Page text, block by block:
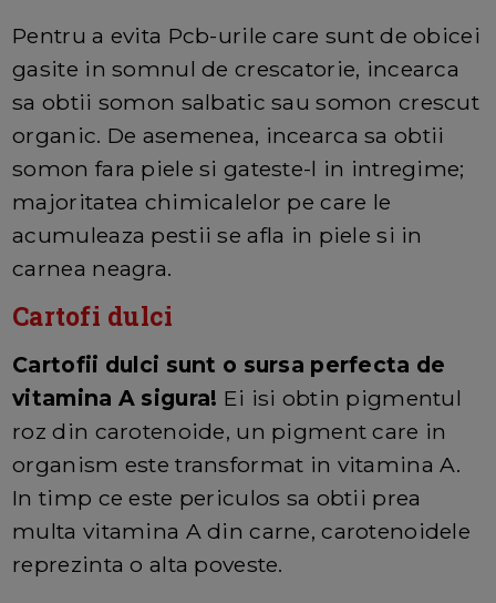
Pentru a evita Pcb-urile care sunt de obicei
gasite in somnul de crescatorie, incearca
sa obtii somon salbatic sau somon crescut
organic. De asemenea, incearca sa obtii
somon fara piele si gateste-l in intregime;
majoritatea chimicalelor pe care le
acumuleaza pestii se afla in piele si in
carnea neagra.
Cartofi dulci
Cartofii dulci sunt o sursa perfecta de
vitamina A sigura! Ei isi obtin pigmentul
roz din carotenoide, un pigment care in
organism este transformat in vitamina A.
In timp ce este periculos sa obtii prea
multa vitamina A din carne, carotenoidele
reprezinta o alta poveste.